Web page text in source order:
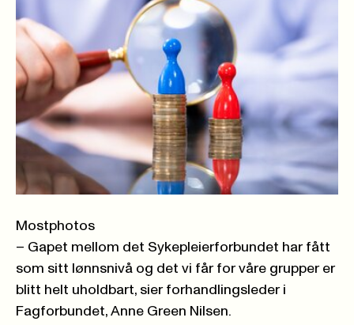
Mostphotos
– Gapet mellom det Sykepleierforbundet har fått
som sitt lønnsnivå og det vi får for våre grupper er
blitt helt uholdbart, sier forhandlingsleder i
Fagforbundet, Anne Green Nilsen.